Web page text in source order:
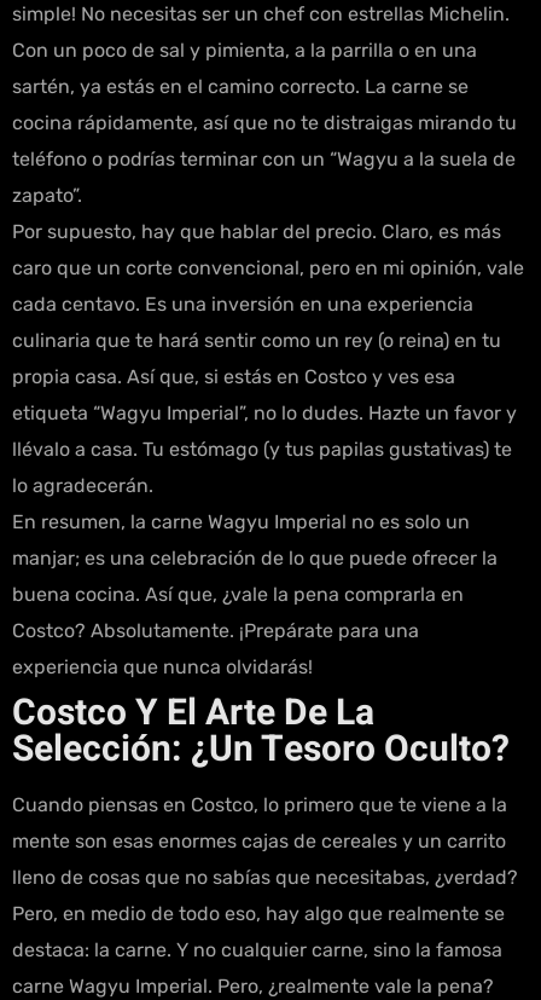
simple! No necesitas ser un chef con estrellas Michelin.
Con un poco de sal y pimienta, a la parrilla o en una
sartén, ya estás en el camino correcto. La carne se
cocina rápidamente, así que no te distraigas mirando tu
teléfono o podrías terminar con un “Wagyu a la suela de
zapato”.
Por supuesto, hay que hablar del precio. Claro, es más
caro que un corte convencional, pero en mi opinión, vale
cada centavo. Es una inversión en una experiencia
culinaria que te hará sentir como un rey (o reina) en tu
propia casa. Así que, si estás en Costco y ves esa
etiqueta “Wagyu Imperial”, no lo dudes. Hazte un favor y
llévalo a casa. Tu estómago (y tus papilas gustativas) te
lo agradecerán.
En resumen, la carne Wagyu Imperial no es solo un
manjar; es una celebración de lo que puede ofrecer la
buena cocina. Así que, ¿vale la pena comprarla en
Costco? Absolutamente. ¡Prepárate para una
experiencia que nunca olvidarás!
Costco Y El Arte De La
Selección: ¿Un Tesoro Oculto?
Cuando piensas en Costco, lo primero que te viene a la
mente son esas enormes cajas de cereales y un carrito
lleno de cosas que no sabías que necesitabas, ¿verdad?
Pero, en medio de todo eso, hay algo que realmente se
destaca: la carne. Y no cualquier carne, sino la famosa
carne Wagyu Imperial. Pero, ¿realmente vale la pena?